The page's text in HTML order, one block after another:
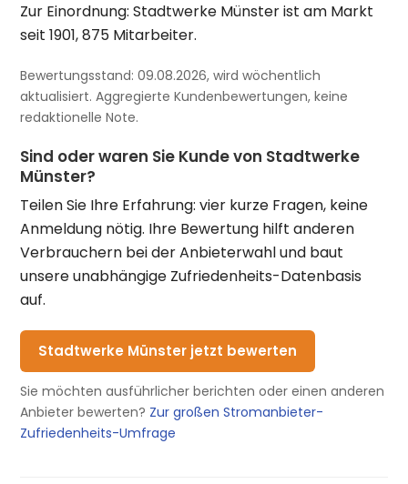
Zur Einordnung: Stadtwerke Münster ist am Markt
seit 1901, 875 Mitarbeiter.
Bewertungsstand: 09.08.2026, wird wöchentlich
aktualisiert. Aggregierte Kundenbewertungen, keine
redaktionelle Note.
Sind oder waren Sie Kunde von Stadtwerke
Münster?
Teilen Sie Ihre Erfahrung: vier kurze Fragen, keine
Anmeldung nötig. Ihre Bewertung hilft anderen
Verbrauchern bei der Anbieterwahl und baut
unsere unabhängige Zufriedenheits-Datenbasis
auf.
Stadtwerke Münster jetzt bewerten
Sie möchten ausführlicher berichten oder einen anderen
Anbieter bewerten? Zur großen Stromanbieter-
Zufriedenheits-Umfrage